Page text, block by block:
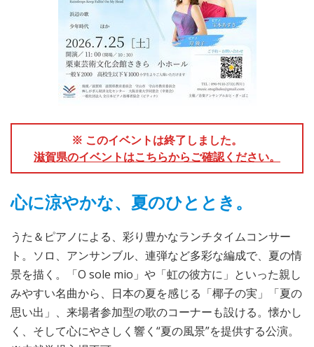
※ このイベントは終了しました。
滋賀県のイベントはこちらからご確認ください。
心に涼やかな、夏のひととき。
うた＆ピアノによる、彩り豊かなランチタイムコンサー
ト。ソロ、アンサンブル、連弾など多彩な編成で、夏の情
景を描く。「O sole mio」や「虹の彼方に」といった親し
みやすい名曲から、日本の夏を感じる「椰子の実」「夏の
思い出」、来場者参加型の歌のコーナーも設ける。懐かし
く、そして心にやさしく響く“夏の風景”を提供する公演。